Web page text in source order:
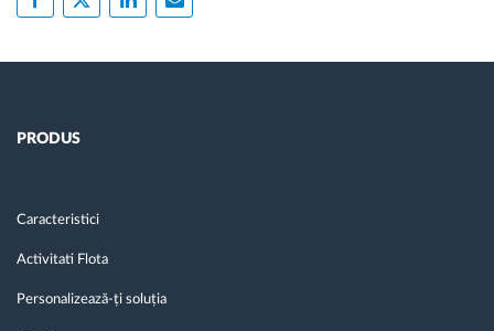
PRODUS
Caracteristici
Activitati Flota
Personalizează-ți soluția